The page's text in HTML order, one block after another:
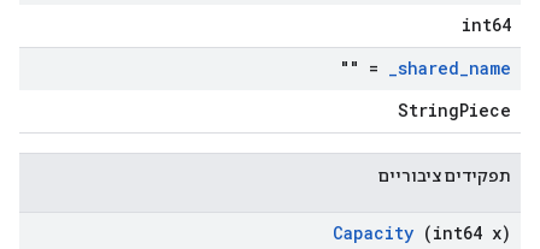
int64
shared_name
_
= ""
StringPiece
תפקידים ציבוריים
Capacity (int64 x)